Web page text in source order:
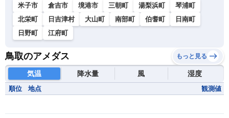
米子市 倉吉市 境港市 三朝町 湯梨浜町
琴浦町
北栄町
日吉津村 大山町 南部町 伯耆町
日南町
日野町
江府町
鳥取のアメダス もっと見る
気温 降水量 風 湿度
順位 地点 観測値